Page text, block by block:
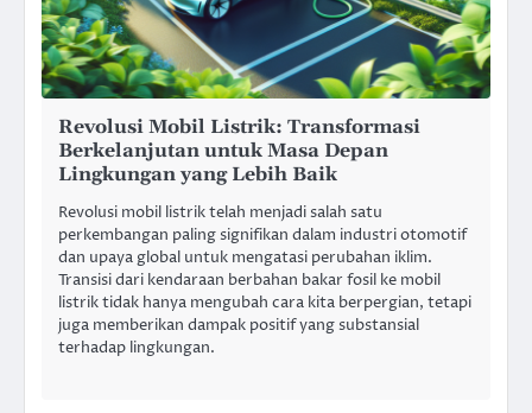
Revolusi Mobil Listrik: Transformasi
Berkelanjutan untuk Masa Depan
Lingkungan yang Lebih Baik
Revolusi mobil listrik telah menjadi salah satu
perkembangan paling signifikan dalam industri otomotif
dan upaya global untuk mengatasi perubahan iklim.
Transisi dari kendaraan berbahan bakar fosil ke mobil
listrik tidak hanya mengubah cara kita berpergian, tetapi
juga memberikan dampak positif yang substansial
terhadap lingkungan.